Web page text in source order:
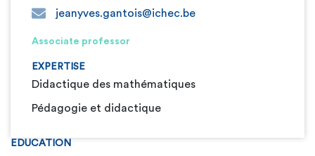
jeanyves.gantois@ichec.be
Associate professor
EXPERTISE
Didactique des mathématiques
Pédagogie et didactique
EDUCATION